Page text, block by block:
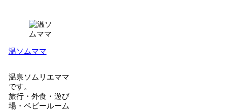
温ソムママ
温泉ソムリエママ
です。
旅行・外食・遊び
場・ベビールーム